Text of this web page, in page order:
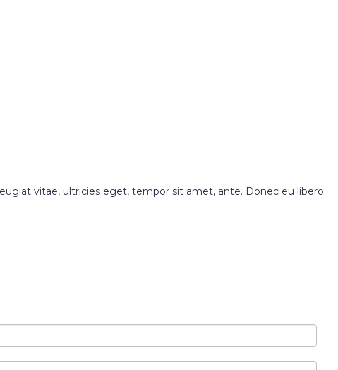
vitae, ultricies eget, tempor sit amet, ante. Donec eu libero